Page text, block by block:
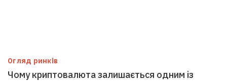
Огляд ринків
Чому криптовалюта залишається одним із